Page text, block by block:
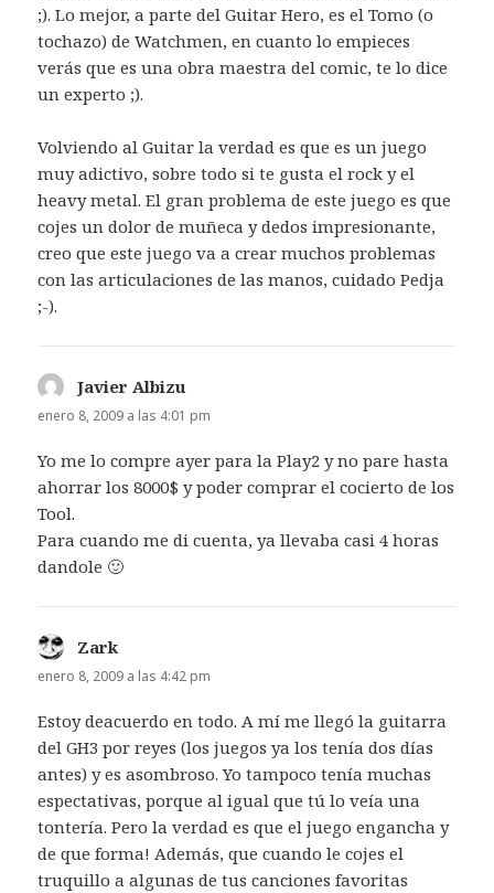
;). Lo mejor, a parte del Guitar Hero, es el Tomo (o
tochazo) de Watchmen, en cuanto lo empieces
verás que es una obra maestra del comic, te lo dice
un experto ;).
Volviendo al Guitar la verdad es que es un juego
muy adictivo, sobre todo si te gusta el rock y el
heavy metal. El gran problema de este juego es que
cojes un dolor de muñeca y dedos impresionante,
creo que este juego va a crear muchos problemas
con las articulaciones de las manos, cuidado Pedja
;-).
Javier Albizu
enero 8, 2009 a las 4:01 pm
Yo me lo compre ayer para la Play2 y no pare hasta
ahorrar los 8000$ y poder comprar el cocierto de los
Tool.
Para cuando me di cuenta, ya llevaba casi 4 horas
dandole 🙂
Zark
enero 8, 2009 a las 4:42 pm
Estoy deacuerdo en todo. A mí me llegó la guitarra
del GH3 por reyes (los juegos ya los tenía dos días
antes) y es asombroso. Yo tampoco tenía muchas
espectativas, porque al igual que tú lo veía una
tontería. Pero la verdad es que el juego engancha y
de que forma! Además, que cuando le cojes el
truquillo a algunas de tus canciones favoritas